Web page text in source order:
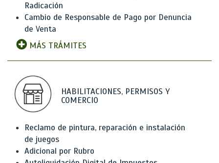
Radicación
Cambio de Responsable de Pago por Denuncia
de Venta
MÁS TRÁMITES
HABILITACIONES, PERMISOS Y
COMERCIO
Reclamo de pintura, reparación e instalación
de juegos
Adicional por Rubro